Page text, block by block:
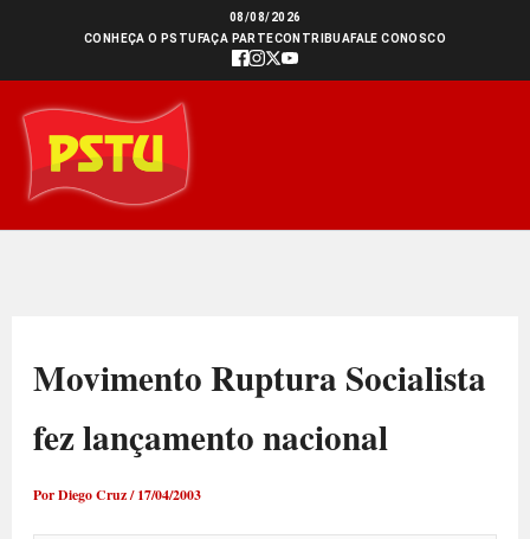
conteúdo
08/08/2026
CONHEÇA O PSTU FAÇA PARTECONTRIBUAFALE CONOSCO
Movimento Ruptura Socialista
fez lançamento nacional
PorDiego Cruz/17/04/2003